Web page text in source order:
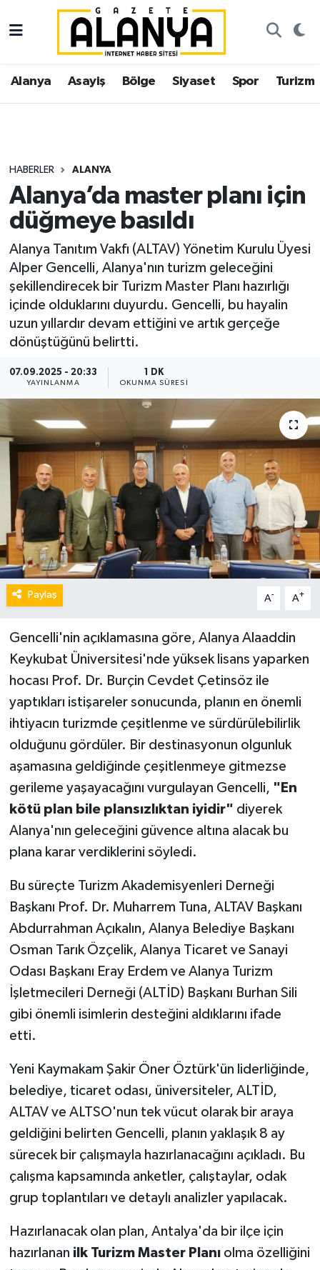
Alanya Asayiş Bölge Siyaset Spor Turizm
HABERLER ALANYA
Alanya’da master planı için
düğmeye basıldı
Alanya Tanıtım Vakfı (ALTAV) Yönetim Kurulu Üyesi
Alper Gencelli, Alanya'nın turizm geleceğini
şekillendirecek bir Turizm Master Planı hazırlığı
içinde olduklarını duyurdu. Gencelli, bu hayalin
uzun yıllardır devam ettiğini ve artık gerçeğe
dönüştüğünü belirtti.
07.09.2025 - 20:33
YAYINLANMA
1 DK
OKUNMA SÜRESI
Paylaş A- A+
Gencelli'nin açıklamasına göre, Alanya Alaaddin
Keykubat Üniversitesi'nde yüksek lisans yaparken
hocası Prof. Dr. Burçin Cevdet Çetinsöz ile
yaptıkları istişareler sonucunda, planın en önemli
ihtiyacın turizmde çeşitlenme ve sürdürülebilirlik
olduğunu gördüler. Bir destinasyonun olgunluk
aşamasına geldiğinde çeşitlenmeye gitmezse
gerileme yaşayacağını vurgulayan Gencelli, "En
kötü plan bile plansızlıktan iyidir" diyerek
Alanya'nın geleceğini güvence altına alacak bu
plana karar verdiklerini söyledi.
Bu süreçte Turizm Akademisyenleri Derneği
Başkanı Prof. Dr. Muharrem Tuna, ALTAV Başkanı
Abdurrahman Açıkalın, Alanya Belediye Başkanı
Osman Tarık Özçelik, Alanya Ticaret ve Sanayi
Odası Başkanı Eray Erdem ve Alanya Turizm
İşletmecileri Derneği (ALTİD) Başkanı Burhan Sili
gibi önemli isimlerin desteğini aldıklarını ifade
etti.
Yeni Kaymakam Şakir Öner Öztürk'ün liderliğinde,
belediye, ticaret odası, üniversiteler, ALTİD,
ALTAV ve ALTSO'nun tek vücut olarak bir araya
geldiğini belirten Gencelli, planın yaklaşık 8 ay
sürecek bir çalışmayla hazırlanacağını açıkladı. Bu
çalışma kapsamında anketler, çalıştaylar, odak
grup toplantıları ve detaylı analizler yapılacak.
Hazırlanacak olan plan, Antalya'da bir ilçe için
hazırlanan ilk Turizm Master Planıolma özelliğini
Alanya
Asayiş
Siyaset
Spor
Turizm
Ekonomi
Gazipaşa
İstanbul Nöbetçi Eczaneler
İstanbul Hava Durumu
Süper Lig Puan Durumu ve Fikstür
Tüm Manşetler
Son Dakika Haberleri
Haber Arşivi